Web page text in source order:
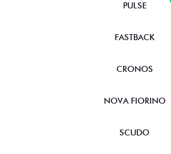
PULSE
FASTBACK
CRONOS
NOVA FIORINO
SCUDO